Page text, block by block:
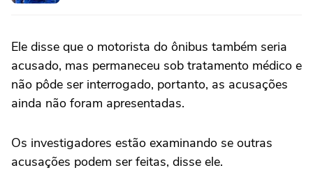
Ele disse que ‌o motorista do ônibus também ‌seria
acusado, ⁠mas permaneceu ⁠sob tratamento médico e
não pôde ser ⁠interrogado, ‌portanto, as acusações
‌ainda não foram apresentadas.
Os investigadores estão examinando se outras
acusações podem ser feitas, disse ele.